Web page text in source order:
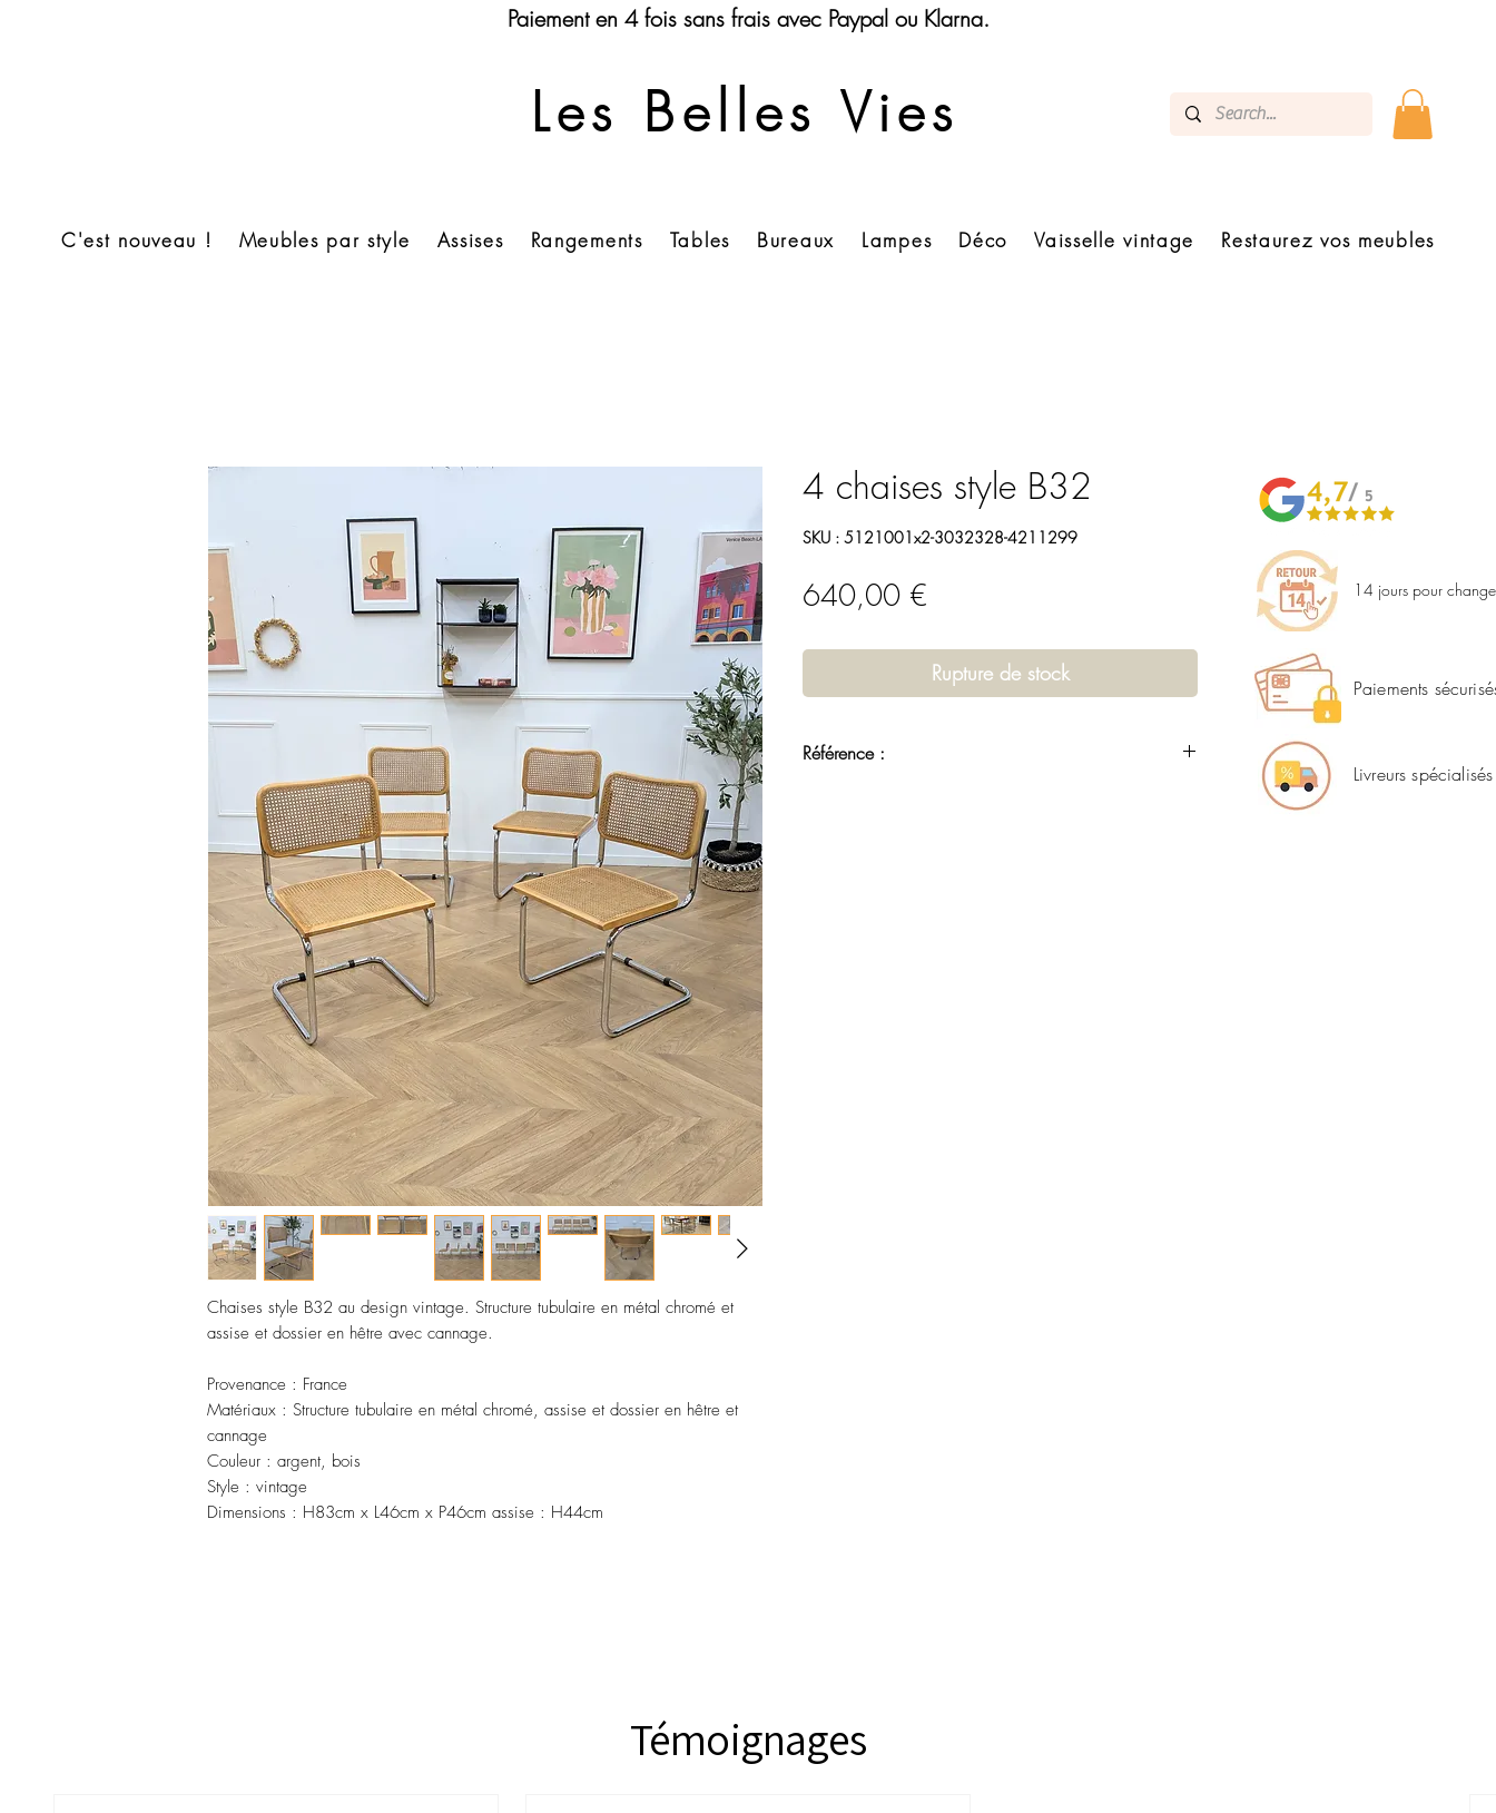
Paiement en 4 fois sans frais avec Paypal ou Klarna.
Les Belles Vies
C'est nouveau ! Meubles par style Assises Rangements Tables Bureaux Lampes Déco Vaisselle vintage Restaurez vos meubles
Témoignages
Chaises style B32 au design vintage. Structure tubulaire en métal chromé et
assise et dossier en hêtre avec cannage.
Provenance : France
Matériaux : Structure tubulaire en métal chromé, assise et dossier en hêtre et
cannage
Couleur : argent, bois
Style : vintage
Dimensions : H83cm x L46cm x P46cm assise : H44cm
4 chaises style B32
SKU : 5121001x2-3032328-4211299
640,00 €
Rupture de stock
Référence :
14 jours pour
Paiements
Livreurs spécialisés